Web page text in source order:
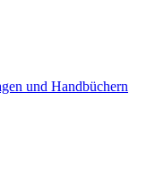
und Handbüchern